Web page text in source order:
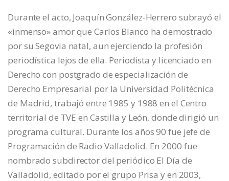
Durante el acto, Joaquín González-Herrero subrayó el
«inmenso» amor que Carlos Blanco ha demostrado
por su Segovia natal, aun ejerciendo la profesión
periodística lejos de ella. Periodista y licenciado en
Derecho con postgrado de especialización de
Derecho Empresarial por la Universidad Politécnica
de Madrid, trabajó entre 1985 y 1988 en el Centro
territorial de TVE en Castilla y León, donde dirigió un
programa cultural. Durante los años 90 fue jefe de
Programación de Radio Valladolid. En 2000 fue
nombrado subdirector del periódico El Día de
Valladolid, editado por el grupo Prisa y en 2003,